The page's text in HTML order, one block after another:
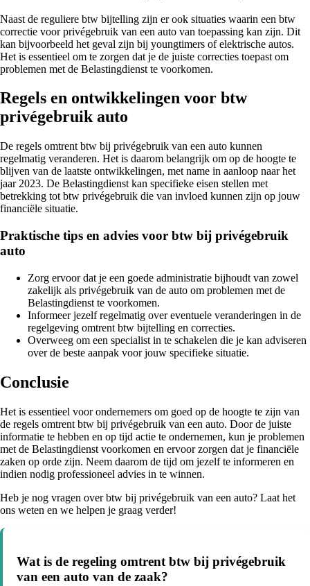
Naast de reguliere btw bijtelling zijn er ook situaties waarin een btw
correctie voor privégebruik van een auto van toepassing kan zijn. Dit
kan bijvoorbeeld het geval zijn bij youngtimers of elektrische autos.
Het is essentieel om te zorgen dat je de juiste correcties toepast om
problemen met de Belastingdienst te voorkomen.
Regels en ontwikkelingen voor btw
privégebruik auto
De regels omtrent btw bij privégebruik van een auto kunnen
regelmatig veranderen. Het is daarom belangrijk om op de hoogte te
blijven van de laatste ontwikkelingen, met name in aanloop naar het
jaar 2023. De Belastingdienst kan specifieke eisen stellen met
betrekking tot btw privégebruik die van invloed kunnen zijn op jouw
financiële situatie.
Praktische tips en advies voor btw bij privégebruik
auto
Zorg ervoor dat je een goede administratie bijhoudt van zowel
zakelijk als privégebruik van de auto om problemen met de
Belastingdienst te voorkomen.
Informeer jezelf regelmatig over eventuele veranderingen in de
regelgeving omtrent btw bijtelling en correcties.
Overweeg om een specialist in te schakelen die je kan adviseren
over de beste aanpak voor jouw specifieke situatie.
Conclusie
Het is essentieel voor ondernemers om goed op de hoogte te zijn van
de regels omtrent btw bij privégebruik van een auto. Door de juiste
informatie te hebben en op tijd actie te ondernemen, kun je problemen
met de Belastingdienst voorkomen en ervoor zorgen dat je financiële
zaken op orde zijn. Neem daarom de tijd om jezelf te informeren en
indien nodig professioneel advies in te winnen.
Heb je nog vragen over btw bij privégebruik van een auto? Laat het
ons weten en we helpen je graag verder!
Wat is de regeling omtrent btw bij privégebruik
van een auto van de zaak?